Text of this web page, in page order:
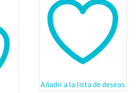
Añadir a la lista de deseos